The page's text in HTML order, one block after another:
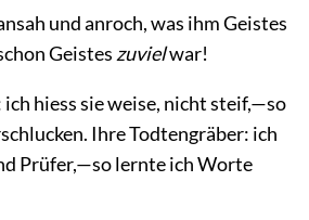
und anroch, was ihm Geistes
Geistes zuvielwar!
hiess sie weise, nicht steif,—so
Ihre Todtengräber: ich
Prüfer,—so lernte ich Worte